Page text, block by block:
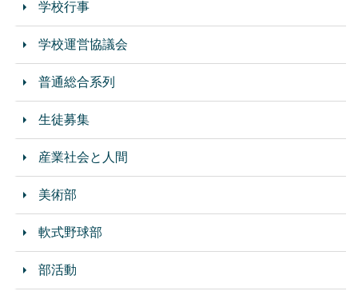
学校行事
学校運営協議会
普通総合系列
生徒募集
産業社会と人間
美術部
軟式野球部
部活動